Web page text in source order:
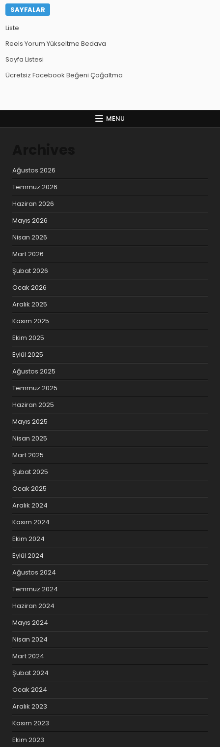
SAYFALAR
Liste
Reels Yorum Yükseltme Bedava
Sayfa Listesi
Ücretsiz Facebook Beğeni Çoğaltma
MENU
Ağustos 2026
Temmuz 2026
Haziran 2026
Mayıs 2026
Nisan 2026
Mart 2026
Şubat 2026
Ocak 2026
Aralık 2025
Kasım 2025
Ekim 2025
Eylül 2025
Ağustos 2025
Temmuz 2025
Haziran 2025
Mayıs 2025
Nisan 2025
Mart 2025
Şubat 2025
Ocak 2025
Aralık 2024
Kasım 2024
Ekim 2024
Eylül 2024
Ağustos 2024
Temmuz 2024
Haziran 2024
Mayıs 2024
Nisan 2024
Mart 2024
Şubat 2024
Ocak 2024
Aralık 2023
Kasım 2023
Ekim 2023